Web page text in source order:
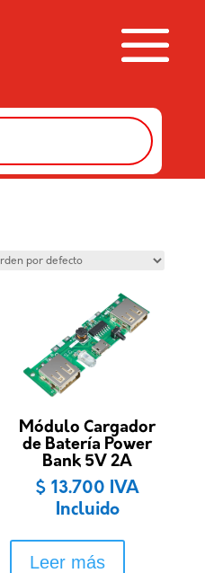
Módulo Cargador
de Batería Power
Bank 5V 2A
$ 13.700 IVA
Incluido
Leer más